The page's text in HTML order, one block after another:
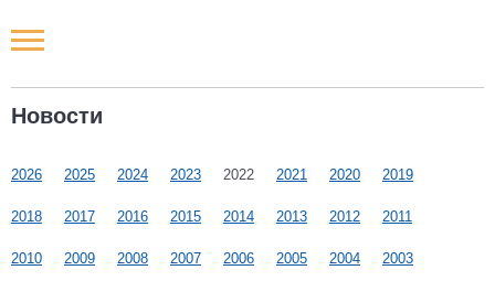
Новости
2026 2025 2024 2023 2022 2021 2020 2019
2018 2017 2016 2015 2014 2013 2012 2011
2010 2009 2008 2007 2006 2005 2004 2003
Новости РФ
Наши мероприятия